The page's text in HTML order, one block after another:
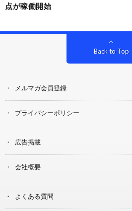
点が稼働開始
Back to Top
メルマガ会員登録
プライバシーポリシー
広告掲載
会社概要
よくある質問